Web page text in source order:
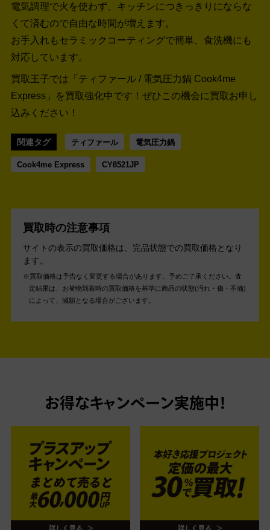
電気調理で火を使わず、キッチンにつきっきりにならな
くて済むので自由な時間が増えます。
お手入れもセラミックコーティングで簡単、食洗機にも
対応しています。
買取王子では「ティファール / 電気圧力鍋 Cook4me
Express」を買取強化中です！ ぜひこの機会に買取お申し
込みください！
関連タグ ティファール 電気圧力鍋
Cook4me Express CY8521JP
買取時の注意事項
サイトの表示の買取価格は、完品状態での買取価格となり
ます。
買取価格は予告なく変更する場合があります。予めご了承ください。 査
定結果は、お荷物到着時の買取価格を基準に商品の状態(汚れ・傷・不備)
によって、減額となる場合がございます。
お得なキャンペーン実施中！